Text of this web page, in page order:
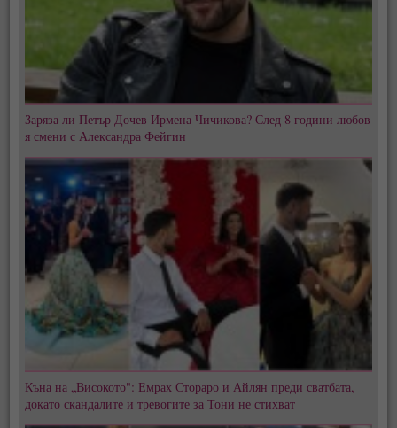
Заряза ли Петър Дочев Ирмена Чичикова? След 8 години любов
я смени с Александра Фейгин
Къна на „Високото": Емрах Стораро и Айлян преди сватбата,
докато скандалите и тревогите за Тони не стихват